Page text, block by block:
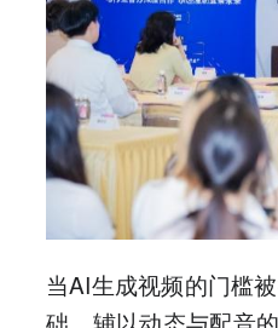
当AI生成视频的门槛
础、辅以动态与配音